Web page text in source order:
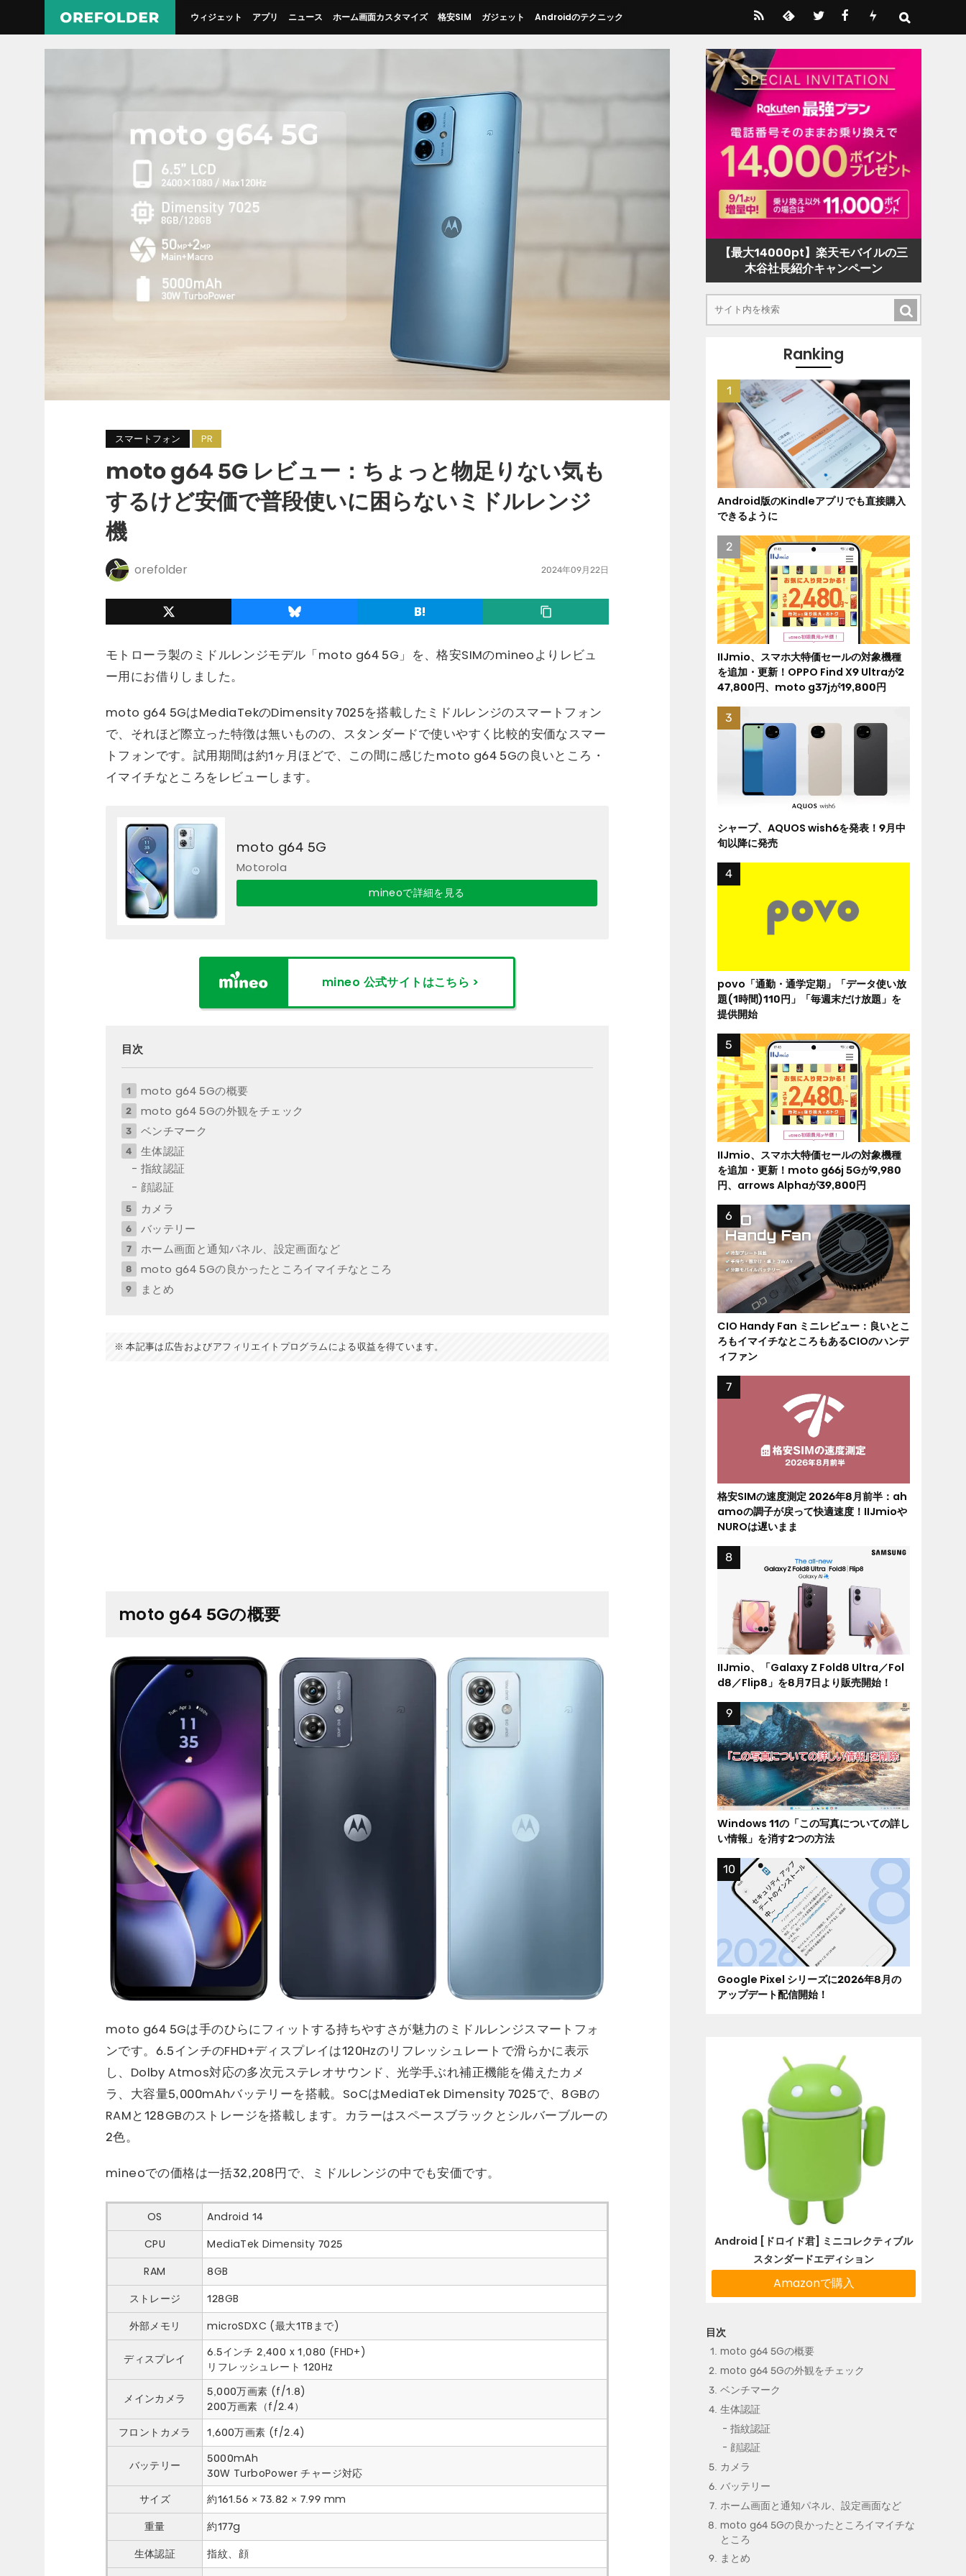
ウィジェット アプリ ニュース ホーム画面カスタマイズ 格安SIM ガジェット Androidのテクニック
スマートフォン PR
moto g64 5G レビュー：ちょっと物足りない気も
するけど安価で普段使いに困らないミドルレンジ
機
orefolder 2024年09月22日
モトローラ製のミドルレンジモデル「moto g64 5G」を、格安SIMのmineoよりレビュ
ー用にお借りしました。
moto g64 5GはMediaTekのDimensity 7025を搭載したミドルレンジのスマートフォン
で、それほど際立った特徴は無いものの、スタンダードで使いやすく比較的安価なスマー
トフォンです。試用期間は約1ヶ月ほどで、この間に感じたmoto g64 5Gの良いところ・
イマイチなところをレビューします。
moto g64 5G
Motorola
mineoで詳細を見る
mineo 公式サイトはこちら >
目次
moto g64 5Gの概要
moto g64 5Gの外観をチェック
ベンチマーク
生体認証
指紋認証
顔認証
カメラ
バッテリー
ホーム画面と通知パネル、設定画面など
moto g64 5Gの良かったところイマイチなところ
まとめ
本記事は広告およびアフィリエイトプログラムによる収益を得ています。
moto g64 5Gの概要
moto g64 5Gは手のひらにフィットする持ちやすさが魅力のミドルレンジスマートフォ
ンです。6.5インチのFHD+ディスプレイは120Hzのリフレッシュレートで滑らかに表示
し、Dolby Atmos対応の多次元ステレオサウンド、光学手ぶれ補正機能を備えたカメ
ラ、大容量5,000mAhバッテリーを搭載。SoCはMediaTek Dimensity 7025で、8GBの
RAMと128GBのストレージを搭載します。カラーはスペースブラックとシルバーブルーの
2色。
mineoでの価格は一括32,208円で、ミドルレンジの中でも安価です。
OS
Android 14
CPU
MediaTek Dimensity 7025
RAM
8GB
ストレージ
128GB
外部メモリ
microSDXC (最大1TBまで)
ディスプレイ
6.5インチ 2,400 x 1,080 (FHD+)
リフレッシュレート 120Hz
メインカメラ
5,000万画素 (f/1.8)
200万画素（f/2.4）
フロントカメラ
1,600万画素 (f/2.4)
バッテリー
5000mAh
30W TurboPower チャージ対応
サイズ
約161.56 × 73.82 × 7.99 mm
重量
約177g
生体認証
指紋、顔
【最大14000pt】楽天モバイルの三
木谷社長紹介キャンペーン
moto g64 5Gの概要
moto g64 5Gの外観をチェック
ベンチマーク
生体認証
指紋認証
顔認証
カメラ
バッテリー
ホーム画面と通知パネル、設定画面など
moto g64 5Gの良かったところイマイチな
ところ
まとめ
Ranking
Android版のKindleアプリでも直接購入
できるように
IIJmio、スマホ大特価セールの対象機種
を追加・更新！OPPO Find X9 Ultraが2
47,800円、moto g37jが19,800円
シャープ、AQUOS wish6を発表！9月中
旬以降に発売
povo「通勤・通学定期」「データ使い放
題(1時間)110円」「毎週末だけ放題」を
提供開始
IIJmio、スマホ大特価セールの対象機種
を追加・更新！moto g66j 5Gが9,980
円、arrows Alphaが39,800円
CIO Handy Fan ミニレビュー：良いとこ
ろもイマイチなところもあるCIOのハンデ
ィファン
格安SIMの速度測定 2026年8月前半：ah
amoの調子が戻って快適速度！IIJmioや
NUROは遅いまま
IIJmio、「Galaxy Z Fold8 Ultra／Fol
d8／Flip8」を8月7日より販売開始！
Windows 11の「この写真についての詳し
い情報」を消す2つの方法
Google Pixel シリーズに2026年8月の
アップデート配信開始！
Android [ドロイド君] ミニコレクティブル
スタンダードエディション
Amazonで購入